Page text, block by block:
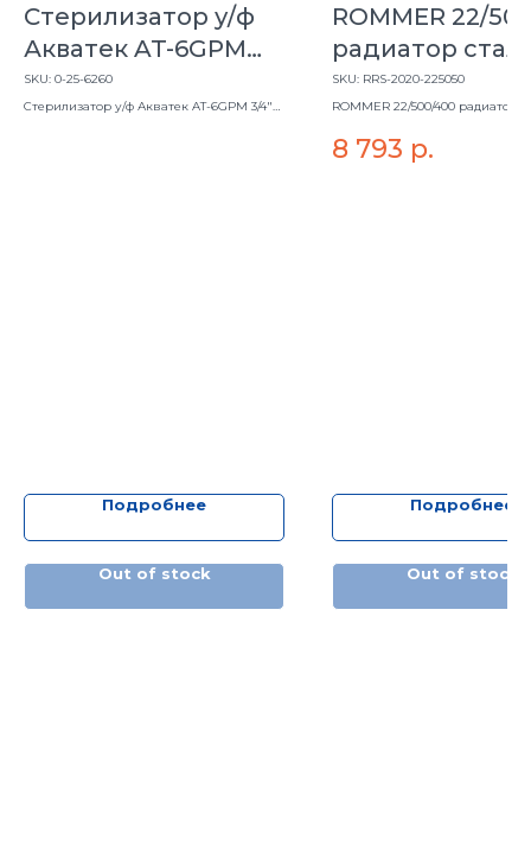
Стерилизатор у/ф
Акватек AT-6GPM
3/4" 25W, монт. дл.
595 мм (1,3 м3/час
SKU: 0-25-6260
Стерилизатор у/ф Акватек AT-6GPM 3/4"
Подробнее
Out of stock
ROMMER 22/
радиатор
ниж. под. Ventil
SKU: RRS-2020-225050
ROMMER 22/500/400 радиатор
8 793 р.
Подробнее
Out of stock